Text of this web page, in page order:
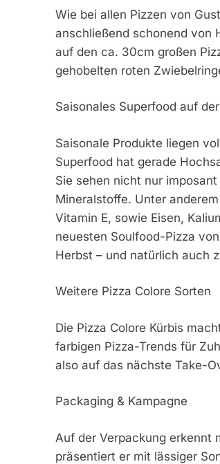
Wie bei allen Pizzen von
anschließend schonend von
auf den ca. 30cm großen
gehobelten roten
Saisonales Superfood auf
Saisonale Produkte liegen
Superfood hat gerade
Sie sehen nicht nur
Mineralstoffe. Unter
Vitamin E, sowie Eisen,
neuesten Soulfood-Pizza
Herbst – und natürlich auch
Weitere Pizza Colore Sorten
Die Pizza Colore Kürbis
farbigen Pizza-Trends für
also auf das nächste Take-
Packaging & Kampagne
Auf der Verpackung erkennt
präsentiert er mit lässiger